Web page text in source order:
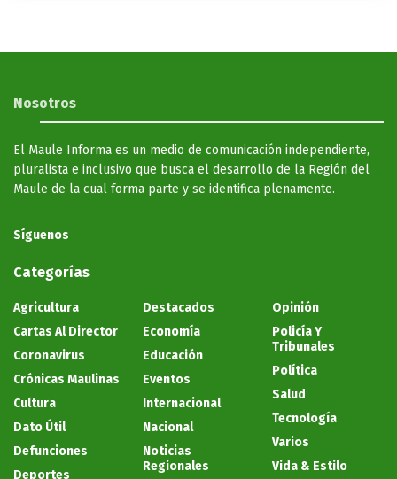
Nosotros
El Maule Informa es un medio de comunicación independiente,
pluralista e inclusivo que busca el desarrollo de la Región del
Maule de la cual forma parte y se identifica plenamente.
Síguenos
Categorías
Agricultura
Cartas Al Director
Coronavirus
Crónicas Maulinas
Cultura
Dato Útil
Defunciones
Deportes
Destacados
Economía
Educación
Eventos
Internacional
Nacional
Noticias
Regionales
Opinión
Policía Y
Tribunales
Política
Salud
Tecnología
Varios
Vida & Estilo